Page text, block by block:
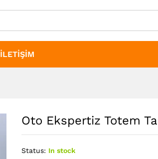
İLETIŞIM
Oto Ekspertiz Totem
Status: In stock